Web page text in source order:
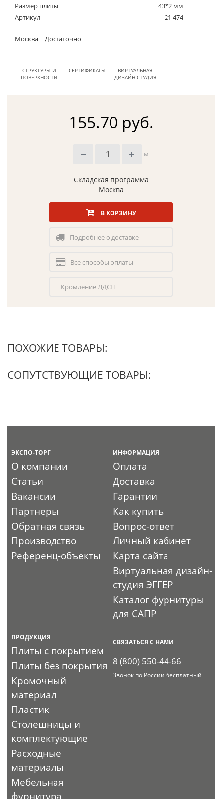
Размер плиты
43*2 мм
Артикул
21 474
Москва Достаточно
СТРУКТУРЫ И
ПОВЕРХНОСТИ
СЕРТИФИКАТЫ
ВИРТУАЛЬНАЯ
ДИЗАЙН СТУДИЯ
155.70 руб.
м
Складская программа
Москва
В КОРЗИНУ
Подробнее о доставке
Все способы оплаты
Кромление ЛДСП
ПОХОЖИЕ ТОВАРЫ:
СОПУТСТВУЮЩИЕ ТОВАРЫ:
ЭКСПО-ТОРГ
О компании
Статьи
Вакансии
Партнеры
Обратная связь
Производство
Референц-объекты
ИНФОРМАЦИЯ
Оплата
Доставка
Гарантии
Как купить
Вопрос-ответ
Личный кабинет
Карта сайта
Виртуальная дизайн-
студия ЭГГЕР
Каталог фурнитуры
для САПР
ПРОДУКЦИЯ
Плиты с покрытием
Плиты без покрытия
Кромочный
материал
Пластик
Столешницы и
комплектующие
Расходные
материалы
Мебельная
фурнитура
СВЯЗАТЬСЯ С НАМИ
8 (800) 550-44-66
Звонок по России бесплатный